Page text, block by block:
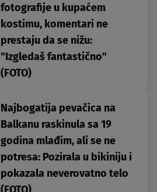
fotografije u kupaćem
kostimu, komentari ne
prestaju da se nižu:
"Izgledaš fantastično"
(FOTO)
Najbogatija pevačica na
Balkanu raskinula sa 19
godina mlađim, ali se ne
potresa: Pozirala u bikiniju i
pokazala neverovatno telo